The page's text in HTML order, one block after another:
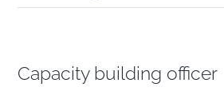
Capacity building officer